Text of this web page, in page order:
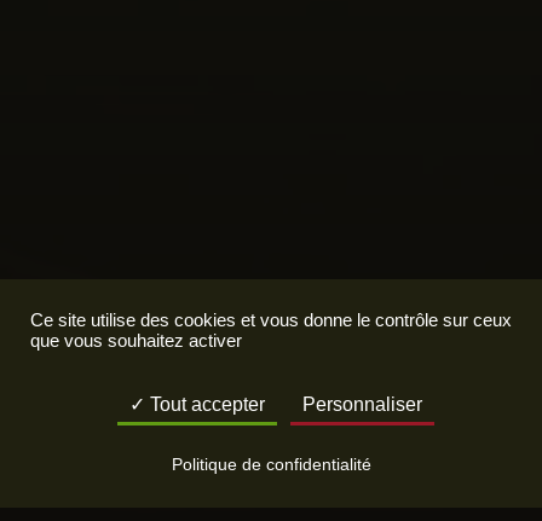
Ce site utilise des cookies et vous donne le contrôle sur ceux
que vous souhaitez activer
Tout accepter Personnaliser
Politique de confidentialité